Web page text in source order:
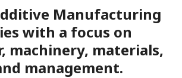
Manufacturing
with a focus on
machinery, materials,
management.